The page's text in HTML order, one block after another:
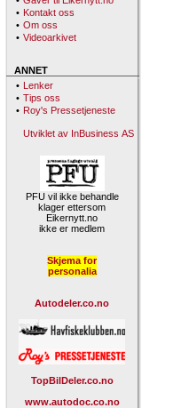
• Kontakt oss
• Om oss
• Videoarkivet
ANNET
• Lenker
• Tips oss
• Roy's Pressetjeneste
Utviklet av InBusiness AS
PFU vil ikke behandle
klager ettersom
Eikernytt.no
ikke er medlem
Skjema for
personalia
Autodeler.co.no
TopBilDeler.co.no
www.autodoc.co.no